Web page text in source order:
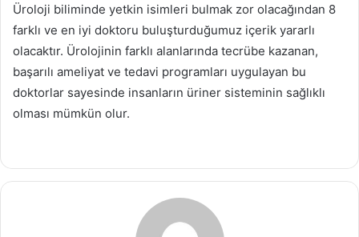
Üroloji biliminde yetkin isimleri bulmak zor olacağından 8
farklı ve en iyi doktoru buluşturduğumuz içerik yararlı
olacaktır. Ürolojinin farklı alanlarında tecrübe kazanan,
başarılı ameliyat ve tedavi programları uygulayan bu
doktorlar sayesinde insanların üriner sisteminin sağlıklı
olması mümkün olur.